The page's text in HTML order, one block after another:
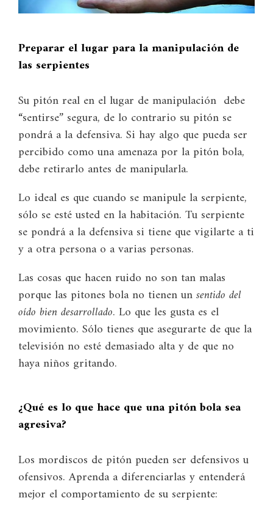
Preparar el lugar para la manipulación de
las serpientes
Su pitón real en el lugar de manipulación debe
“sentirse” segura, de lo contrario su pitón se
pondrá a la defensiva. Si hay algo que pueda ser
percibido como una amenaza por la pitón bola,
debe retirarlo antes de manipularla.
Lo ideal es que cuando se manipule la serpiente,
sólo se esté usted en la habitación. Tu serpiente
se pondrá a la defensiva si tiene que vigilarte a ti
y a otra persona o a varias personas.
Las cosas que hacen ruido no son tan malas
porque las pitones bola no tienen unsentido del
oído bien desarrollado. Lo que les gusta es el
movimiento. Sólo tienes que asegurarte de que la
televisión no esté demasiado alta y de que no
haya niños gritando.
¿Qué es lo que hace que una pitón bola sea
agresiva?
Los mordiscos de pitón pueden ser defensivos u
ofensivos. Aprenda a diferenciarlas y entenderá
mejor el comportamiento de su serpiente: